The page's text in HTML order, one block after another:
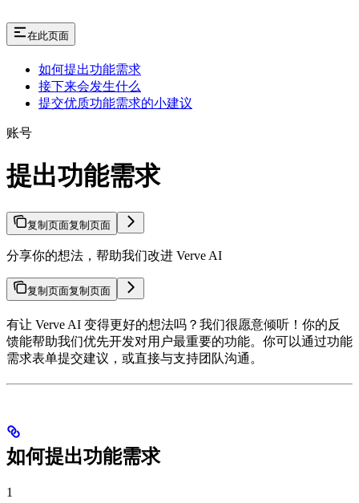
在此页面
如何提出功能需求
接下来会发生什么
提交优质功能需求的小建议
账号
提出功能需求
复制页面复制页面
分享你的想法，帮助我们改进 Verve AI
复制页面复制页面
有让 Verve AI 变得更好的想法吗？我们很愿意倾听！你的反
馈能帮助我们优先开发对用户最重要的功能。你可以通过功能
需求表单提交建议，或直接与支持团队沟通。
如何提出功能需求
1